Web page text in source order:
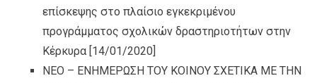
επίσκεψης στο πλαίσιο εγκεκριμένου
προγράμματος σχολικών δραστηριοτήτων στην
Κέρκυρα [14/01/2020]
ΝΕΟ – ΕΝΗΜΕΡΩΣΗ ΤΟΥ ΚΟΙΝΟΥ ΣΧΕΤΙΚΑ ΜΕ ΤΗΝ